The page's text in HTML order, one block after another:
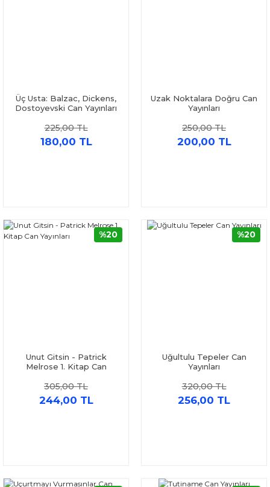
Üç Usta: Balzac, Dickens,
Dostoyevski Can Yayınları
225,00 TL
180,00 TL
Uzak Noktalara Doğru Can
Yayınları
250,00 TL
200,00 TL
Unut Gitsin - Patrick
Melrose 1. Kitap Can
305,00 TL
244,00 TL
%20
Uğultulu Tepeler Can
Yayınları
320,00 TL
256,00 TL
%20